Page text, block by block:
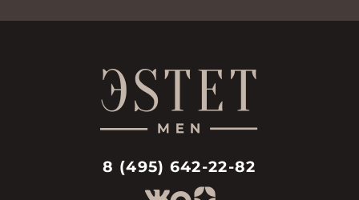
8 (495) 642-22-82